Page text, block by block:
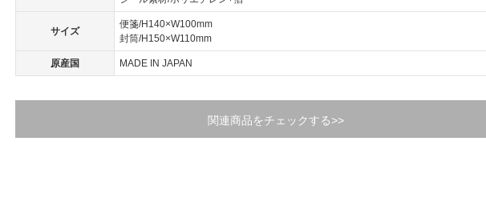
サイズ
便箋/H140×W100mm
封筒/H150×W110mm
原産国 MADE IN JAPAN
関連商品をチェックする>>